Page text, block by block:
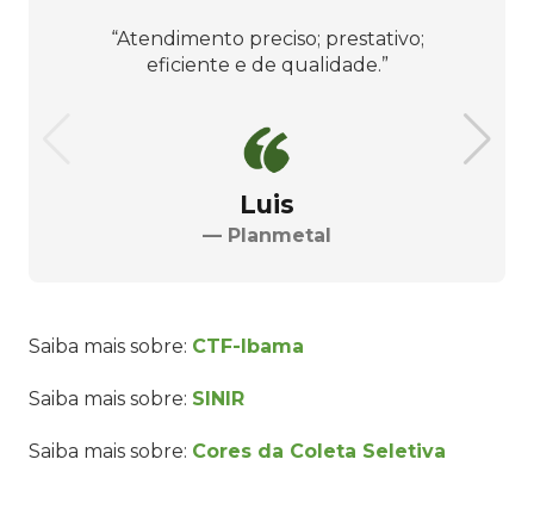
“Atendimento preciso; prestativo;
eficiente e de qualidade.”
Luis
— Planmetal
Saiba mais sobre: CTF-Ibama
Saiba mais sobre: SINIR
Saiba mais sobre: Cores da Coleta Seletiva